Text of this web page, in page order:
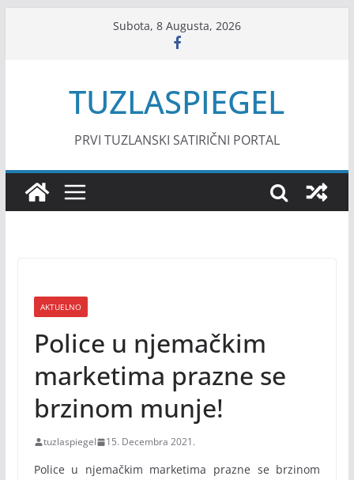
Subota, 8 Augusta, 2026
TUZLASPIEGEL
PRVI TUZLANSKI SATIRIČNI PORTAL
AKTUELNO
Police u njemačkim
marketima prazne se
brzinom munje!
tuzlaspiegel 15. Decembra 2021.
Police u njemačkim marketima prazne se brzinom